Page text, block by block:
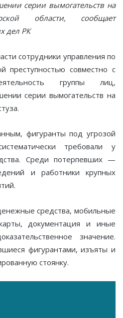
серии вымогательств на
области, сообщает
дел РК
сотрудники управления по
преступностью совместно с
группы лиц,
серии вымогательств на
фигуранты под угрозой
требовали у
Среди потерпевших —
и работники крупных
средства, мобильные
документация и иные
значение.
фигурантами, изъяты и
стоянку.